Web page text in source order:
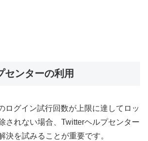
ンターの利用
ログイン試行回数が上限に達してロッ
されない場合、Twitterヘルプセンター
決を試みることが重要です。